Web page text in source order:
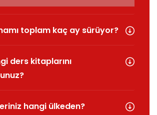
toplam kaç ay sürüyor?
ders kitaplarını
hangi ülkeden?